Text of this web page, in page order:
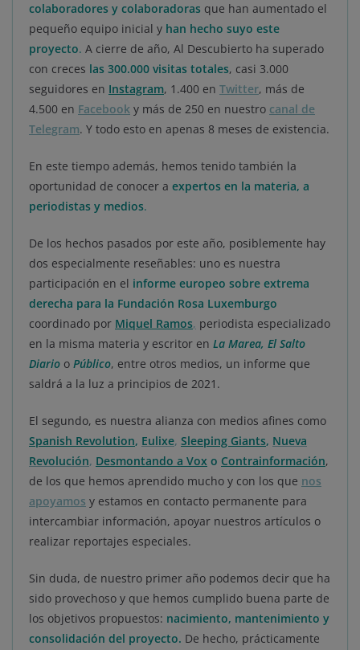
colaboradores y colaboradoras que han aumentado el
pequeño equipo inicial y han hecho suyo este
proyecto. A cierre de año, Al Descubierto ha superado
con creces las 300.000 visitas totales, casi 3.000
seguidores en Instagram, 1.400 en Twitter, más de
4.500 en Facebook y más de 250 en nuestro canal de
Telegram. Y todo esto en apenas 8 meses de existencia.
En este tiempo además, hemos tenido también la
oportunidad de conocer a expertos en la materia, a
periodistas y medios.
De los hechos pasados por este año, posiblemente hay
dos especialmente reseñables: uno es nuestra
participación en el informe europeo sobre extrema
derecha para la Fundación Rosa Luxemburgo
coordinado por Miquel Ramos, periodista especializado
en la misma materia y escritor en La Marea, El Salto
Diario o Público, entre otros medios, un informe que
saldrá a la luz a principios de 2021.
El segundo, es nuestra alianza con medios afines como
Spanish Revolution, Eulixe, Sleeping Giants, Nueva
Revolución, Desmontando a Vox o Contrainformación,
de los que hemos aprendido mucho y con los que nos
apoyamos y estamos en contacto permanente para
intercambiar información, apoyar nuestros artículos o
realizar reportajes especiales.
Sin duda, de nuestro primer año podemos decir que ha
sido provechoso y que hemos cumplido buena parte de
los objetivos propuestos: nacimiento, mantenimiento y
consolidación del proyecto. De hecho, prácticamente